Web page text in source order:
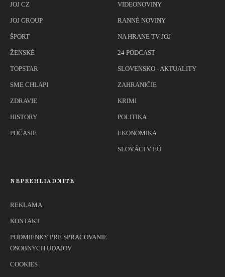
JOJ CZ
JOJ GROUP
ŠPORT
ŽENSKÉ
TOPSTAR
SME CHLAPI
ZDRAVIE
HISTORY
POČASIE
VIDEONOVINY
RANNÉ NOVINY
NA HRANE TV JOJ
24 PODCAST
SLOVENSKO - AKTUALITY
ZAHRANIČIE
KRIMI
POLITIKA
EKONOMIKA
SLOVÁCI V EÚ
NEPREHLIADNITE
REKLAMA
KONTAKT
PODMIENKY PRE SPRACOVANIE
OSOBNYCH UDAJOV
COOKIES